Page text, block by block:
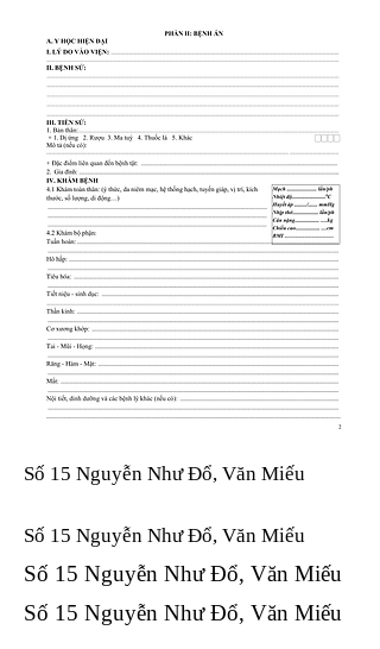
Số 15 Nguyễn Như Đổ, Văn Miếu
Số 15 Nguyễn Như Đổ, Văn Miếu​​​​
Số 15 Nguyễn Như Đổ, Văn Miếu​​​​
Số 15 Nguyễn Như Đổ, Văn Miếu​​​​